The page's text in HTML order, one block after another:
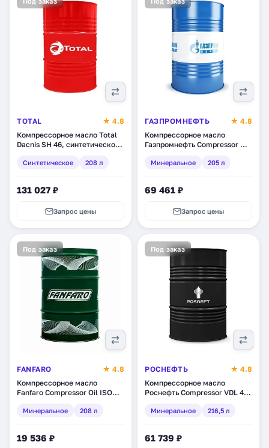
TOTAL
★ 4.8
Компрессорное масло Total
Dacnis SH 46, синтетическое,
Синтетическое 208 л
131 027 ₽
Запрос цены
ГАЗПРОМНЕФТЬ
★ 4.8
Компрессорное масло
Газпромнефть Compressor Oil
(253720123)
Минеральное 205 л
69 461 ₽
Запрос цены
Под заказ
FANFARO
★ 4.8
Компрессорное масло
Fanfaro Compressor Oil ISO
(1726-2)
Минеральное 208 л
19 536 ₽
Под заказ
РОСНЕФТЬ
★ 4.8
Компрессорное масло
Роснефть Compressor VDL 46,
(40837570)
Минеральное 216,5 л
61 739 ₽